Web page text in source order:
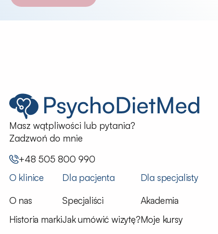
Masz wątpliwości lub pytania?
Zadzwoń do mnie
+48 505 800 990
O klinice
O nas
Historia marki
Dla pacjenta
Specjaliści
Jak umówić wizytę?
Dla specjalisty
Akademia
Moje kursy